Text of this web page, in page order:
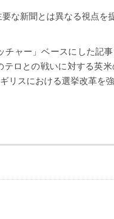
な新聞とは異なる視点を
ャー」ベースにした記
ロとの戦いに対する英
リスにおける選挙改革を